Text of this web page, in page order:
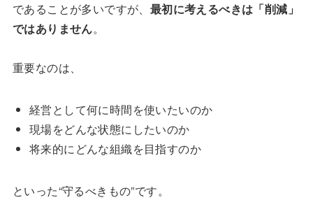
であることが多いですが、 最初に考えるべきは「削減」
ではありません。
重要なのは、
経営として何に時間を使いたいのか
現場をどんな状態にしたいのか
将来的にどんな組織を目指すのか
といった“守るべきもの”です。